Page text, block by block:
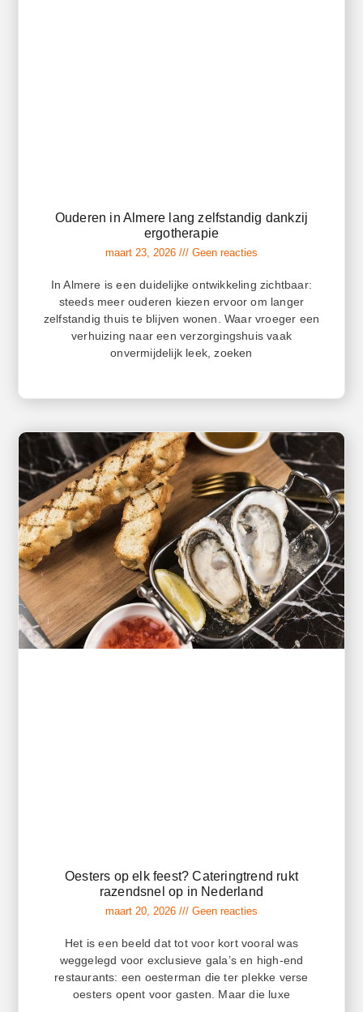
Ouderen in Almere lang zelfstandig dankzij
ergotherapie
maart 23, 2026 Geen reacties
In Almere is een duidelijke ontwikkeling zichtbaar:
steeds meer ouderen kiezen ervoor om langer
zelfstandig thuis te blijven wonen. Waar vroeger een
verhuizing naar een verzorgingshuis vaak
onvermijdelijk leek, zoeken
Oesters op elk feest? Cateringtrend rukt
razendsnel op in Nederland
maart 20, 2026 Geen reacties
Het is een beeld dat tot voor kort vooral was
weggelegd voor exclusieve gala’s en high-end
restaurants: een oesterman die ter plekke verse
oesters opent voor gasten. Maar die luxe